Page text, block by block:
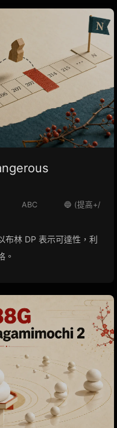
ABC
🔵 (提高+/
布林 DP 表示可達性，利
。